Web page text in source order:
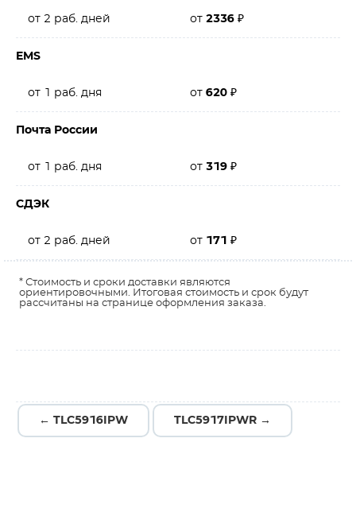
от 2 раб. дней от 2336 ₽
EMS
от 1 раб. дня от 620 ₽
Почта России
от 1 раб. дня от 319 ₽
СДЭК
от 2 раб. дней от 171 ₽
* Стоимость и сроки доставки являются
ориентировочными. Итоговая стоимость и срок будут
рассчитаны на странице оформления заказа.
← TLC5916IPW TLC5917IPWR →